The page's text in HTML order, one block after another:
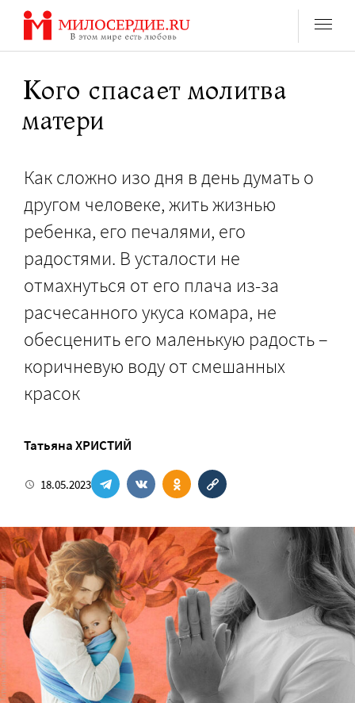
Перейти
содержанию
Кого спасает молитва
матери
Как сложно изо дня в день думать о
другом человеке, жить жизнью
ребенка, его печалями, его
радостями. В усталости не
отмахнуться от его плача из-за
расчесанного укуса комара, не
обесценить его маленькую радость –
коричневую воду от смешанных
красок
Татьяна ХРИСТИЙ
18.05.2023